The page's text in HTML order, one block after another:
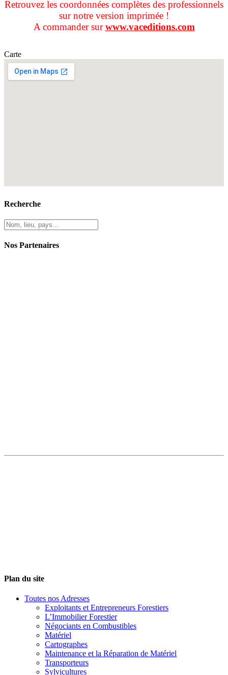
Retrouvez les coordonnées complètes des professionnels
sur notre version imprimée !
A commander surwww.vaceditions.com
Carte
Recherche
Nos Partenaires
Plan du site
Toutes nos Adresses
Exploitants et Entrepreneurs Forestiers
L’Immobilier Forestier
Négociants en Combustibles
Matériel
Cartographes
Maintenance et la Réparation de Matériel
Transporteurs
Sylvicultures